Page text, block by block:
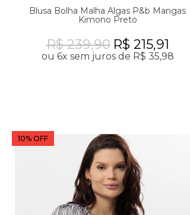
Blusa Bolha Malha Algas P&b Mangas
Kimono Preto
R$ 239,90 R$ 215,91
ou 6x sem juros de R$ 35,98
10% OFF